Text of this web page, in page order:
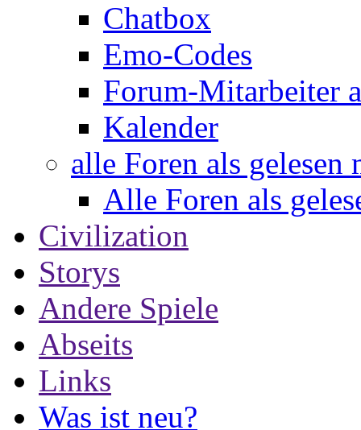
Chatbox
Emo-Codes
Forum-Mitarbeiter
Kalender
alle Foren als gelesen
Alle Foren als
Civilization
Storys
Andere Spiele
Abseits
Links
Was ist neu?